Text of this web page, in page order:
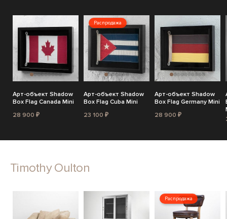
Арт-объект Shadow
Box Flag Canada Mini
28 900 ₽
Распродажа
Арт-объект Shadow
Box Flag Cuba Mini
23 100 ₽
Арт-объект Shadow
Box Flag Germany Mini
28 900 ₽
Timothy Oulton
Распродажа